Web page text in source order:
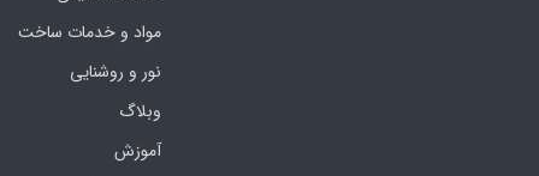
مواد و خدمات ساخت
نور و روشنایی
وبلاگ
آموزش